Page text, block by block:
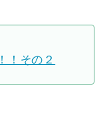
！その２